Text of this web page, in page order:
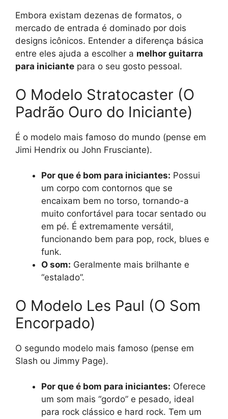
Embora existam dezenas de formatos, o
mercado de entrada é dominado por dois
designs icônicos. Entender a diferença básica
entre eles ajuda a escolher a melhor guitarra
para iniciante para o seu gosto pessoal.
O Modelo Stratocaster (O
Padrão Ouro do Iniciante)
É o modelo mais famoso do mundo (pense em
Jimi Hendrix ou John Frusciante).
Por que é bom para iniciantes: Possui
um corpo com contornos que se
encaixam bem no torso, tornando-a
muito confortável para tocar sentado ou
em pé. É extremamente versátil,
funcionando bem para pop, rock, blues e
funk.
O som: Geralmente mais brilhante e
“estalado”.
O Modelo Les Paul (O Som
Encorpado)
O segundo modelo mais famoso (pense em
Slash ou Jimmy Page).
Por que é bom para iniciantes: Oferece
um som mais “gordo” e pesado, ideal
para rock clássico e hard rock. Tem um